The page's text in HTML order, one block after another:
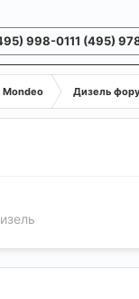
998-0111 (495)
Mondeo Дизель